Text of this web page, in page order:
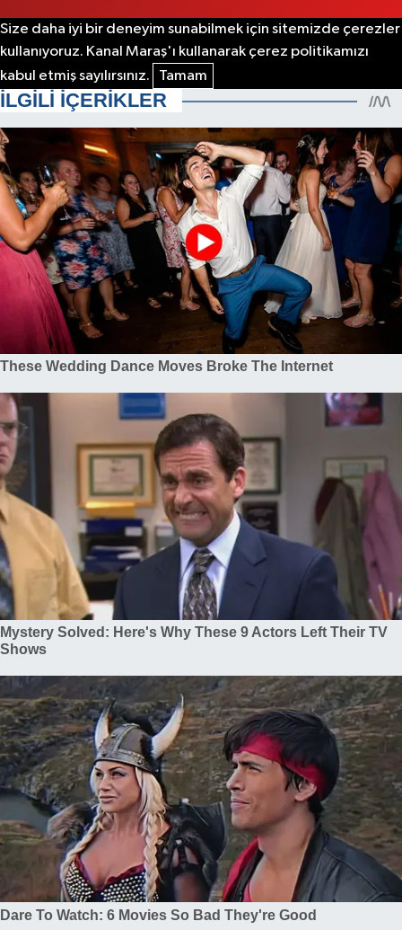
Size daha iyi bir deneyim sunabilmek için sitemizde çerezler
kullanıyoruz. Kanal Maraş'ı kullanarak çerez politikamızı
kabul etmiş sayılırsınız.
Tamam